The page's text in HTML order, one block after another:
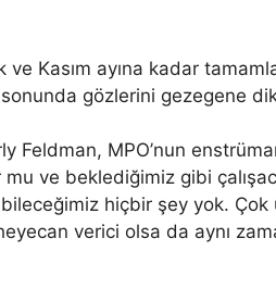
ve Kasım ayına kadar
gözlerini gezegene
Feldman, MPO’nun
mu ve beklediğimiz gibi
hiçbir şey yok. Çok
verici olsa da aynı